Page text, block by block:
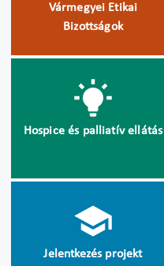
Vármegyei Etikai
Bizottságok
Hospice és palliatív ellátás
Jelentkezés projekt